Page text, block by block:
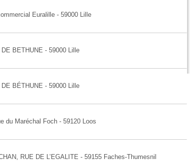
Euralille - 59000 Lille
BETHUNE - 59000 Lille
BÉTHUNE - 59000 Lille
du Maréchal Foch - 59120 Loos
RUE DE L’EGALITE - 59155 Faches-Thumesnil